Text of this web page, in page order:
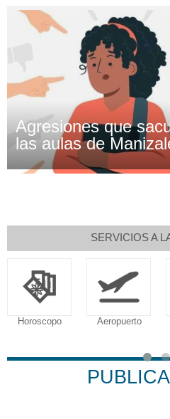
Agresiones que
las aulas de
SERVICIOS A
Horoscopo Aeropuerto